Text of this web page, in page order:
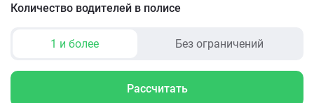
Количество водителей в полисе
1 и более Без ограничений
Рассчитать